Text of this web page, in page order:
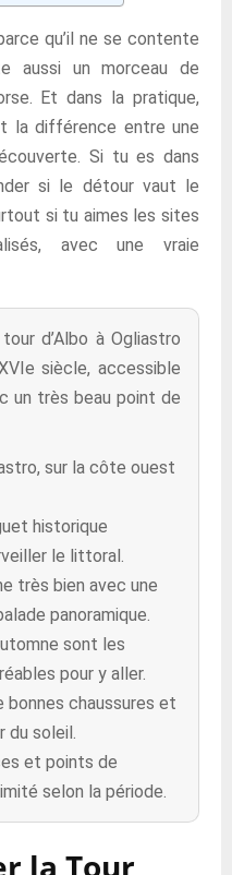
qu’il ne se contente
aussi un morceau de
Et dans la pratique,
la différence entre une
Si tu es dans
si le détour vaut le
si tu aimes les sites
avec une vraie
d’Albo à Ogliastro
siècle, accessible
un très beau point de
sur la côte ouest
historique
le littoral.
très bien avec une
panoramique.
sont les
pour y aller.
bonnes chaussures et
du soleil.
et points de
selon la période.
la Tour